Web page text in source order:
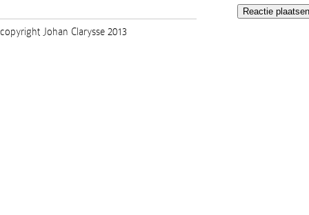
copyright Johan Clarysse 2013